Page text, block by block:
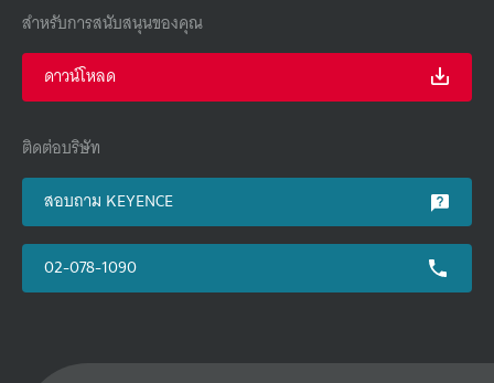
สำหรับการสนับสนุนของคุณ
ดาวน์โหลด
ติดต่อบริษัท
สอบถาม KEYENCE
02-078-1090